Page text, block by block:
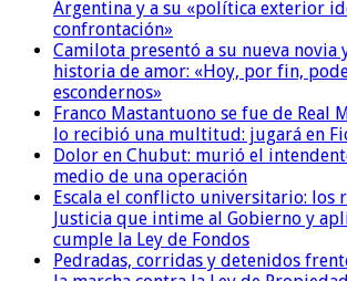
Argentina y a su «política exterior
confrontación»
Camilota presentó a su nueva novia
historia de amor: «Hoy, por fin,
escondernos»
Franco Mastantuono se fue de Real
lo recibió una multitud: jugará en
Dolor en Chubut: murió el
medio de una operación
Escala el conflicto universitario: los
Justicia que intime al Gobierno y
cumple la Ley de Fondos
Pedradas, corridas y detenidos